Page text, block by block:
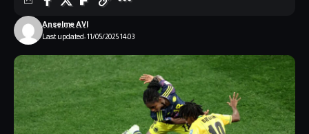
Last updated: 11/05/2025 14:03
Anselme AVI